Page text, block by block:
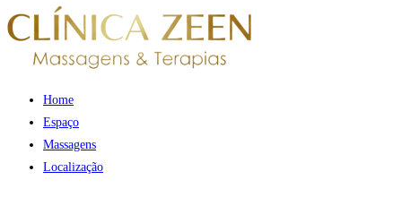
Home
Espaço
Massagens
Localização